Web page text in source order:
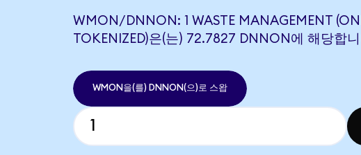
WMON/DNNON: 1 WASTE MANAGEMENT
TOKENIZED)은(는) 72.7827 DNNON에 해당합
WMON을(를) DNNON(으)로 스왑